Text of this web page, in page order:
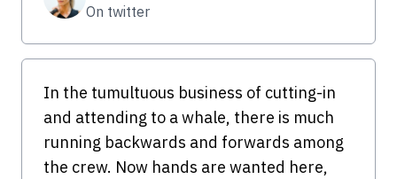
On twitter
In the tumultuous business of cutting-in
and attending to a whale, there is much
running backwards and forwards among
the crew. Now hands are wanted here,